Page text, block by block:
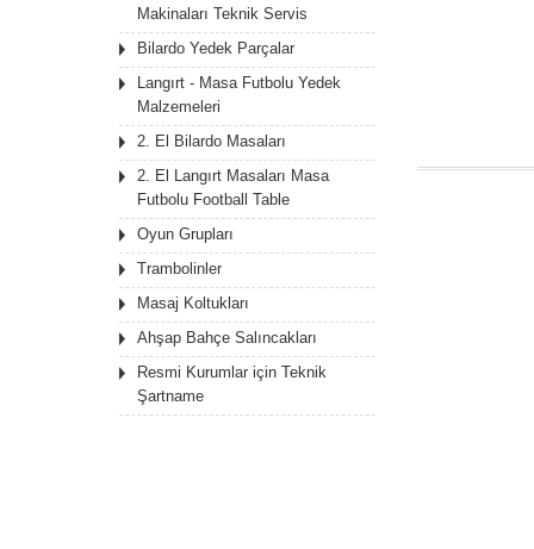
Makinaları Teknik Servis
Bilardo Yedek Parçalar
Langırt - Masa Futbolu Yedek
Malzemeleri
2. El Bilardo Masaları
2. El Langırt Masaları Masa
Futbolu Football Table
Oyun Grupları
Trambolinler
Masaj Koltukları
Ahşap Bahçe Salıncakları
Resmi Kurumlar için Teknik
Şartname